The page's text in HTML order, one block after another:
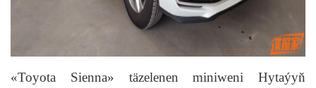
«Toyota Sienna» täzelenen miniweni Hytaýyň